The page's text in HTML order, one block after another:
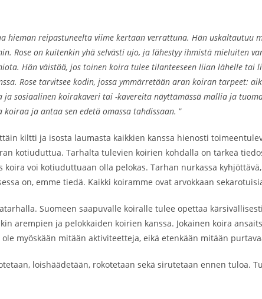
hieman reipastuneelta viime kertaan verrattuna. Hän uskaltautuu
Rose on kuitenkin yhä selvästi ujo, ja lähestyy ihmistä mieluiten
Hän väistää, jos toinen koira tulee tilanteeseen liian lähelle tai
Rose tarvitsee kodin, jossa ymmärretään aran koiran tarpeet:
sosiaalinen koirakaveri tai -kavereita näyttämässä mallia ja
ja antaa sen edetä omassa tahdissaan. ”
kiltti ja isosta laumasta kaikkien kanssa hienosti
kotiuduttua. Tarhalta tulevien koirien kohdalla on tärkeä
voi kotiuduttuaan olla pelokas. Tarhan nurkassa
on, emme tiedä. Kaikki koiramme ovat arvokkaan
Suomeen saapuvalle koiralle tulee opettaa
arempien ja pelokkaiden koirien kanssa. Jokainen koira
myöskään mitään aktiviteetteja, eikä etenkään mitään
loishäädetään, rokotetaan sekä sirutetaan ennen tuloa.